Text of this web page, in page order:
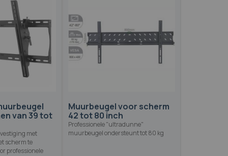
van 39 tot
met
scherm te
professionele
Muurbeugel voor scherm
42 tot 80 inch
Professionele "ultradunne"
muurbeugel ondersteunt tot 80 kg